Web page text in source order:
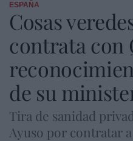
ESPAÑA
Cosas
contrata con
de su
Tira de sanidad
Ayuso por contratar